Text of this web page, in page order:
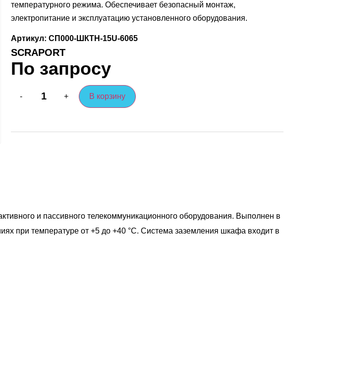
температурного режима. Обеспечивает безопасный монтаж,
электропитание и эксплуатацию установленного оборудования.
Артикул: СП000-ШКТН-15U-6065
SCRAPORT
По запросу
- + В корзину
и пассивного телекоммуникационного оборудования. Выполнен в
при температуре от +5 до +40 °С. Система заземления шкафа входит в